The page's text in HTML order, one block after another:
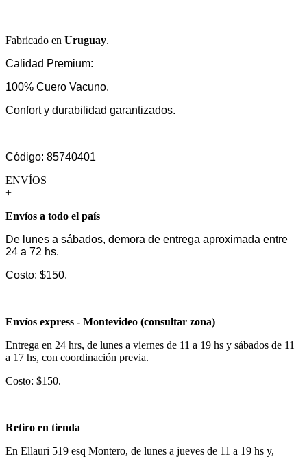
Fabricado en Uruguay.
Calidad Premium:
100% Cuero Vacuno.
Confort y durabilidad garantizados.
Código: 85740401
ENVÍOS
+
Envíos a todo el país
De lunes a sábados, demora de entrega aproximada entre
24 a 72 hs.
Costo: $150.
Envíos express - Montevideo (consultar zona)
Entrega en 24 hrs, de lunes a viernes de 11 a 19 hs y sábados de 11
a 17 hs, con coordinación previa.
Costo: $150.
Retiro en tienda
En Ellauri 519 esq Montero, de lunes a jueves de 11 a 19 hs y,